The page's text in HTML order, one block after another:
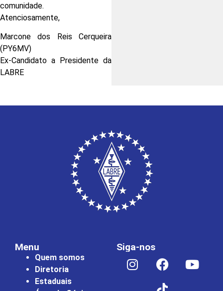
comunidade.
Atenciosamente,
Marcone dos Reis Cerqueira
(PY6MV)
Ex-Candidato a Presidente da
LABRE
Menu
Quem somos
Diretoria
Estaduais
Siga-nos